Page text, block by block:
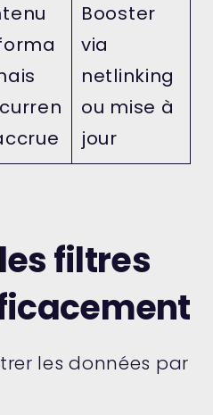
Booster
via
netlinking
ou mise à
jour
filtres
les données par